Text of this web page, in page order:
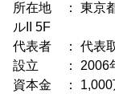
所在地 ： 東京
ルII 5F
代表者 ： 代表
設立 ： 2006
資本金 ： 1,000